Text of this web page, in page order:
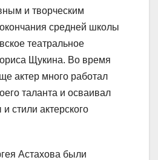
и творческим
средней школы
театральное
Щукина. Во время
актер много работал
таланта и осваивал
стили актерского
Астахова были